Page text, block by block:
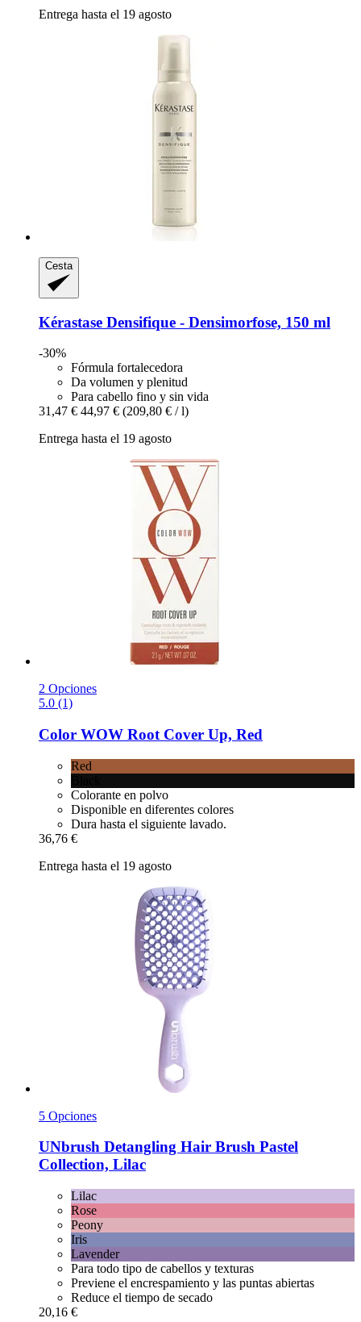
Entrega hasta el 19 agosto
Cesta
Kérastase Densifique -​ Densimorfose, 150 ml
-30%
Fórmula fortalecedora
Da volumen y plenitud
Para cabello fino y sin vida
31,47 € 44,97 € (209,80 € / l)
Entrega hasta el 19 agosto
2 Opciones
5.0 (1)
Color WOW Root Cover Up, Red
Red
Colorante en polvo
Disponible en diferentes colores
Dura hasta el siguiente lavado.
36,76 €
Entrega hasta el 19 agosto
5 Opciones
UNbrush Detangling Hair Brush Pastel
Collection, Lilac
Lilac
Rose
Peony
Iris
Lavender
Para todo tipo de cabellos y texturas
Previene el encrespamiento y las puntas abiertas
Reduce el tiempo de secado
20,16 €